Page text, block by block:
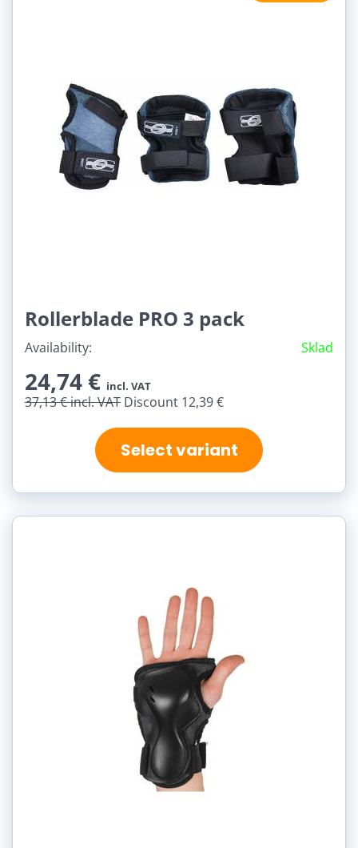
Rollerblade PRO 3 pack
Availability: Sklad
24,74 € incl. VAT
37,13 €incl. VAT Discount 12,39 €
Select variant